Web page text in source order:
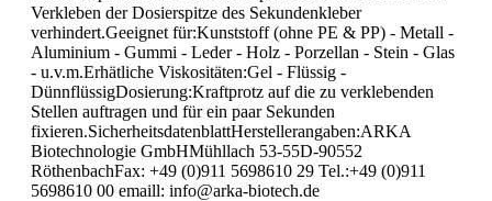
Verkleben der Dosierspitze des Sekundenkleber
verhindert.Geeignet für:Kunststoff (ohne PE & PP) - Metall -
Aluminium - Gummi - Leder - Holz - Porzellan - Stein - Glas
- u.v.m.Erhätliche Viskositäten:Gel - Flüssig -
DünnflüssigDosierung:Kraftprotz auf die zu verklebenden
Stellen auftragen und für ein paar Sekunden
fixieren.SicherheitsdatenblattHerstellerangaben:ARKA
Biotechnologie GmbHMühllach 53-55D-90552
RöthenbachFax: +49 (0)911 5698610 29 Tel.:+49 (0)911
5698610 00 emaill: info@arka-biotech.de